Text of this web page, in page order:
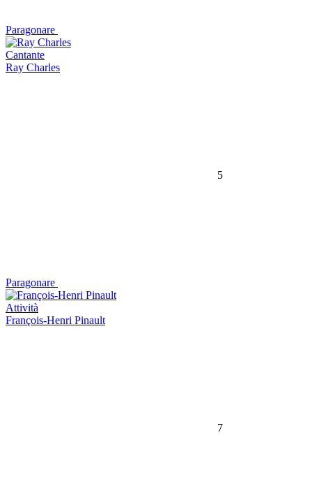
Paragonare
Cantante
Ray Charles
5
Paragonare
Attività
François-Henri Pinault
7